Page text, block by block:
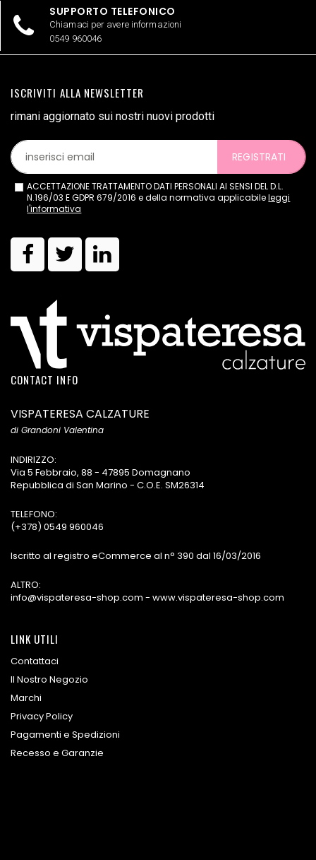
SUPPORTO TELEFONICO
Chiamaci per avere informazioni
0549 960046
ISCRIVITI ALLA NEWSLETTER
rimani aggiornato sui nostri nuovi prodotti
REGISTRATI
ACCETTAZIONE TRATTAMENTO DATI PERSONALI AI SENSI DEL D.L.
N.196/03 E GDPR 679/2016 e della normativa applicabileleggi
l'informativa
CONTACT INFO
VISPATERESA CALZATURE
di Grandoni Valentina
INDIRIZZO:
Via 5 Febbraio, 88 - 47895 Domagnano
Repubblica di San Marino - C.O.E. SM26314
TELEFONO:
(+378) 0549 960046
Iscritto al registro eCommerce al n° 390 dal 16/03/2016
ALTRO:
info@vispateresa-shop.com - www.vispateresa-shop.com
LINK UTILI
Contattaci
Il Nostro Negozio
Marchi
Privacy Policy
Pagamenti e Spedizioni
Recesso e Garanzie